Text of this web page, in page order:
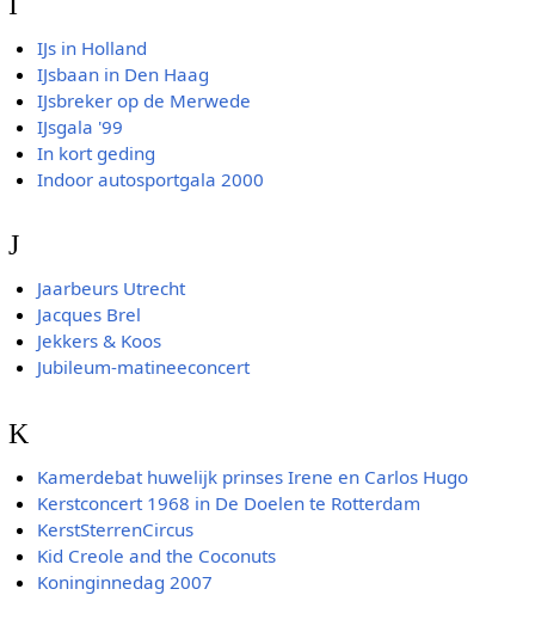
IJs in Holland
IJsbaan in Den Haag
IJsbreker op de Merwede
IJsgala '99
In kort geding
Indoor autosportgala 2000
J
Jaarbeurs Utrecht
Jacques Brel
Jekkers & Koos
Jubileum-matineeconcert
K
Kamerdebat huwelijk prinses Irene en Carlos Hugo
Kerstconcert 1968 in De Doelen te Rotterdam
KerstSterrenCircus
Kid Creole and the Coconuts
Koninginnedag 2007